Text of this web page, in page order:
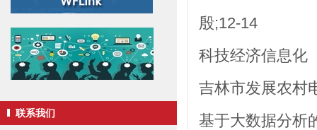
联系我们
殷;12-14
科技经济信息化
吉林市发展农村
基于大数据分析